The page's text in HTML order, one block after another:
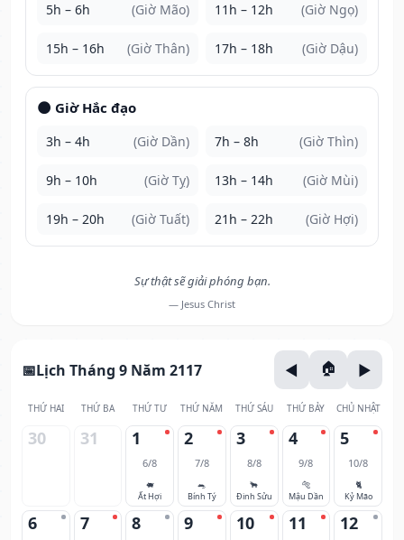
5h – 6h (Giờ Mão) 11h – 12h (Giờ Ngọ)
15h – 16h (Giờ Thân) 17h – 18h (Giờ Dậu)
🌑 Giờ Hắc đạo
3h – 4h (Giờ Dần) 7h – 8h (Giờ Thìn)
9h – 10h (Giờ Tỵ) 13h – 14h (Giờ Mùi)
19h – 20h (Giờ Tuất) 21h – 22h (Giờ Hợi)
Sự thật sẽ giải phóng bạn.
— Jesus Christ
Lịch Tháng 9 Năm 2117
THỨ HAI THỨ BA THỨ TƯ THỨ NĂM THỨ SÁU THỨ BẢY CHỦ NHẬT
30 31 1
6/8
🐖
Ất Hợi
2
7/8
🐀
Bính Tý
3
8/8
🐂
Đinh Sửu
4
9/8
🐅
Mậu Dần
5
10/8
🐈
Kỷ Mão
6 7 8 9 10 11 12